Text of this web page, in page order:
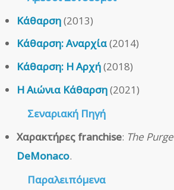
Κάθαρση(2013)
Κάθαρση: Αναρχία(2014)
Κάθαρση: Η Αρχή(2018)
Η Αιώνια Κάθαρση(2021)
Σεναριακή Πηγή
Χαρακτήρες franchise: The Purge
DeMonaco.
Παραλειπόμενα